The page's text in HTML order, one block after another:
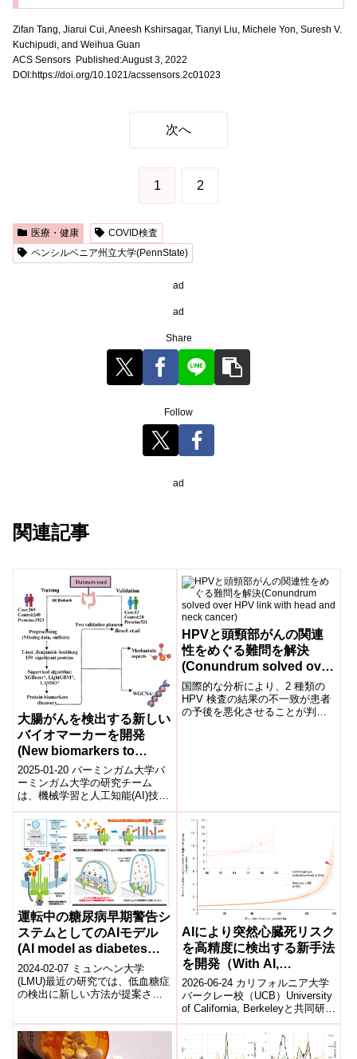
Zifan Tang, Jiarui Cui, Aneesh Kshirsagar, Tianyi Liu, Michele Yon, Suresh V.
Kuchipudi, and Weihua Guan
ACS Sensors Published:August 3, 2022
DOI:https://doi.org/10.1021/acssensors.2c01023
次へ
1 2
医療・健康
COVID検査
ペンシルベニア州立大学(PennState)
ad
ad
Share
Follow
ad
関連記事
大腸がんを検出する新しい
バイオマーカーを開発
(New biomarkers to
detect colorectal cancer)
2025-01-20 バーミンガム大学バ
ーミンガム大学の研究チーム
は、機械学習と人工知能(AI)技術
を活用し、結腸直腸癌(CRC)の診
断に有望な3つの新しいタン...
HPVと頭頸部がんの関連
性をめぐる難問を解決
(Conundrum solved over
HPV link with head and
neck cancer)
国際的な分析により、2 種類の
HPV 検査の結果の不一致が患者
の予後を悪化させることが判明
運転中の糖尿病早期警告シ
ステムとしてのAIモデル
(AI model as diabetes
early warning system
when driving)
2024-02-07 ミュンヘン大学
(LMU)最近の研究では、低血糖症
の検出に新しい方法が提案され
て、3...
AIにより突然心臓死リスク
を高精度に検出する新手法
を開発（With AI,
researchers discover
new way to detect
sudden cardiac death
risk）
2026-06-24 カリフォルニア大学
バークレー校（UCB）University
of California, Berkeleyと共同研究
チームは、人工知能（...